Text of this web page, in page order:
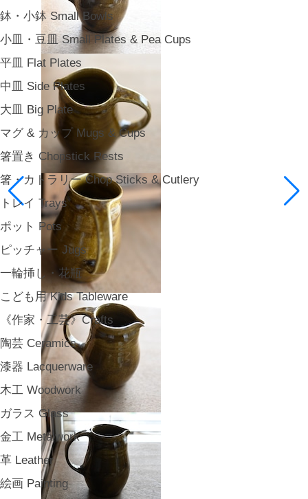
鉢・小鉢 Small Bowls
小皿・豆皿 Small Plates & Pea Cups
平皿 Flat Plates
中皿 Side Plates
大皿 Big Plate
マグ & カップ Mugs & Cups
箸置き Chopstick Rests
箸・カトラリー Chop Sticks & Cutlery
トレイ Trays
ポット Pots
ピッチャー Jugs
一輪挿し・花瓶
こども用 Kids Tableware
《作家・工芸》Crafts
陶芸 Ceramics
漆器 Lacquerware
木工 Woodwork
ガラス Glass
金工 Metalwork
革 Leather
絵画 Painting